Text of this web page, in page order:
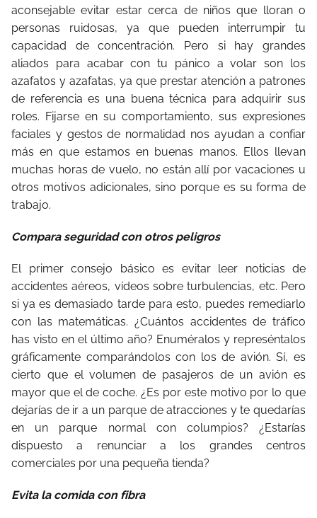
aconsejable evitar estar cerca de niños que lloran o
personas ruidosas, ya que pueden interrumpir tu
capacidad de concentración. Pero si hay grandes
aliados para acabar con tu pánico a volar son los
azafatos y azafatas, ya que prestar atención a patrones
de referencia es una buena técnica para adquirir sus
roles. Fijarse en su comportamiento, sus expresiones
faciales y gestos de normalidad nos ayudan a confiar
más en que estamos en buenas manos. Ellos llevan
muchas horas de vuelo, no están allí por vacaciones u
otros motivos adicionales, sino porque es su forma de
trabajo.
Compara seguridad con otros peligros
El primer consejo básico es evitar leer noticias de
accidentes aéreos, vídeos sobre turbulencias, etc. Pero
si ya es demasiado tarde para esto, puedes remediarlo
con las matemáticas. ¿Cuántos accidentes de tráfico
has visto en el último año? Enuméralos y represéntalos
gráficamente comparándolos con los de avión. Sí, es
cierto que el volumen de pasajeros de un avión es
mayor que el de coche. ¿Es por este motivo por lo que
dejarías de ir a un parque de atracciones y te quedarías
en un parque normal con columpios? ¿Estarías
dispuesto a renunciar a los grandes centros
comerciales por una pequeña tienda?
Evita la comida con fibra